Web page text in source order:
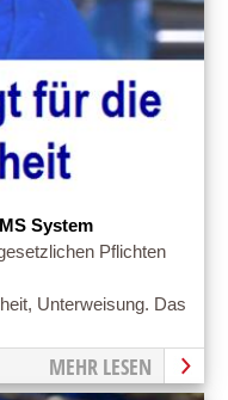
System
Pflichten
Unterweisung. Das
MEHR LESEN